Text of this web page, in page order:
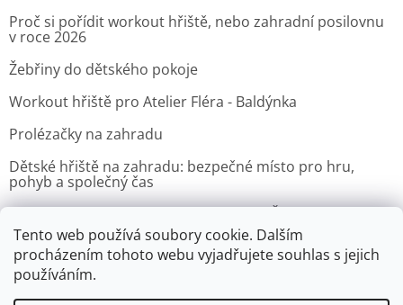
Tento web používá soubory cookie. Dalším
procházením tohoto webu vyjadřujete souhlas s jejich
používáním.
Proč si pořídit workout hřiště, nebo zahradní posilovnu
v roce 2026
Žebřiny do dětského pokoje
Workout hřiště pro Atelier Fléra - Baldýnka
Prolézačky na zahradu
Dětské hřiště na zahradu: bezpečné místo pro hru,
pohyb a společný čas
Venkovní posilovna pro Velvyslanectví Čínské lidové
republiky v Praze
ARCHIV